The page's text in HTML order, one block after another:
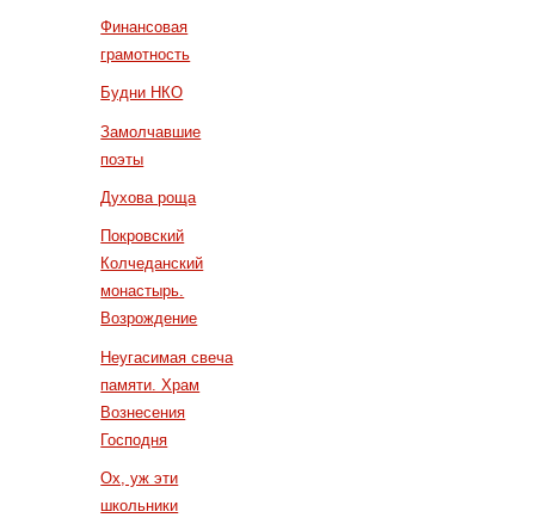
Финансовая
грамотность
Будни НКО
Замолчавшие
поэты
Духова роща
Покровский
Колчеданский
монастырь.
Возрождение
Неугасимая свеча
памяти. Храм
Вознесения
Господня
Ох, уж эти
школьники